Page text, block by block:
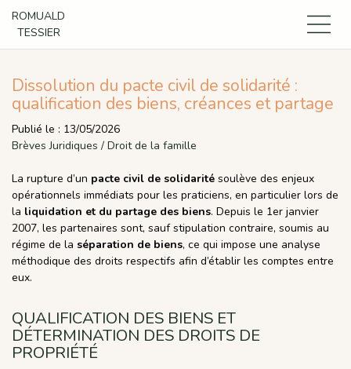
ROMUALD
TESSIER
Dissolution du pacte civil de solidarité :
qualification des biens, créances et partage
Publié le : 13/05/2026
Brèves Juridiques / Droit de la famille
La rupture d’un pacte civil de solidarité soulève des enjeux
opérationnels immédiats pour les praticiens, en particulier lors de
la liquidation et du partage des biens. Depuis le 1er janvier
2007, les partenaires sont, sauf stipulation contraire, soumis au
régime de la séparation de biens, ce qui impose une analyse
méthodique des droits respectifs afin d’établir les comptes entre
eux.
QUALIFICATION DES BIENS ET
DÉTERMINATION DES DROITS DE
PROPRIÉTÉ